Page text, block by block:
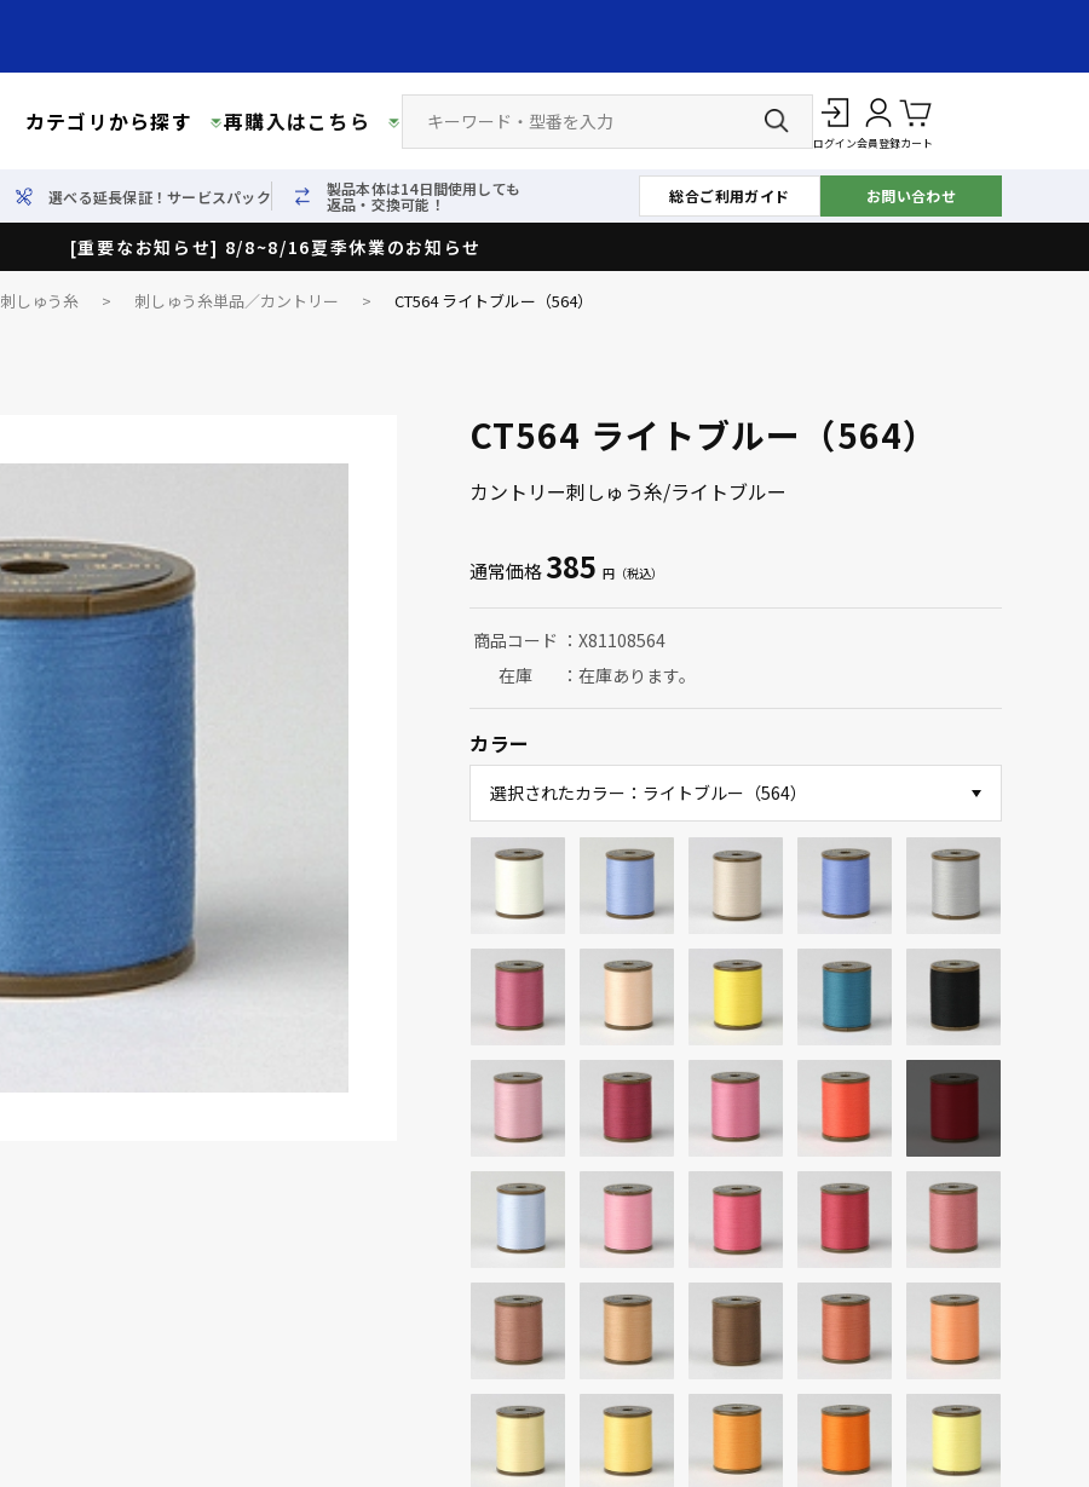
カテゴリから探す 再購入はこちら
ログイン会員登録カート
選べる延長保証！サービスパック 製品本体は14日間使用しても
返品・交換可能！ 総合ご利用ガイド お問い合わせ
[重要なお知らせ] 8/8~8/16夏季休業のお知らせ
刺しゅう糸 > 刺しゅう糸単品／カントリー > CT564 ライトブルー（564）
CT564 ライトブルー（564）
カントリー刺しゅう糸/ライトブルー
通常価格385
商品コード
X81108564
在庫
在庫あります。
カラー
選択されたカラー：ライトブルー（564）